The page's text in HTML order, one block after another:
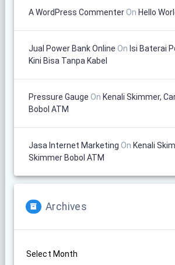
A WordPress CommenterOn Hello
Jual Power Bank Online On Isi Baterai
Kini Bisa Tanpa Kabel
Pressure Gauge On Kenali Skimmer,
Bobol ATM
Jasa Internet Marketing On Kenali
Skimmer Bobol ATM
Archives